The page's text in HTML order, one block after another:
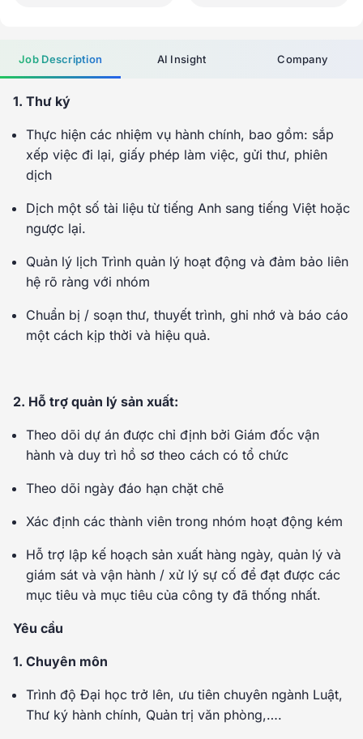
Job Description AI Insight Company
1. Thư ký
Thực hiện các nhiệm vụ hành chính, bao gồm: sắp
xếp việc đi lại, giấy phép làm việc, gửi thư, phiên
dịch
Dịch một số tài liệu từ tiếng Anh sang tiếng Việt hoặc
ngược lại.
Quản lý lịch Trình quản lý hoạt động và đảm bảo liên
hệ rõ ràng với nhóm
Chuẩn bị / soạn thư, thuyết trình, ghi nhớ và báo cáo
một cách kịp thời và hiệu quả.
2. Hỗ trợ quản lý sản xuất:
Theo dõi dự án được chỉ định bởi Giám đốc vận
hành và duy trì hồ sơ theo cách có tổ chức
Theo dõi ngày đáo hạn chặt chẽ
Xác định các thành viên trong nhóm hoạt động kém
Hỗ trợ lập kế hoạch sản xuất hàng ngày, quản lý và
giám sát và vận hành / xử lý sự cố để đạt được các
mục tiêu và mục tiêu của công ty đã thống nhất.
Yêu cầu
1. Chuyên môn
Trình độ Đại học trở lên, ưu tiên chuyên ngành Luật,
Thư ký hành chính, Quản trị văn phòng,….